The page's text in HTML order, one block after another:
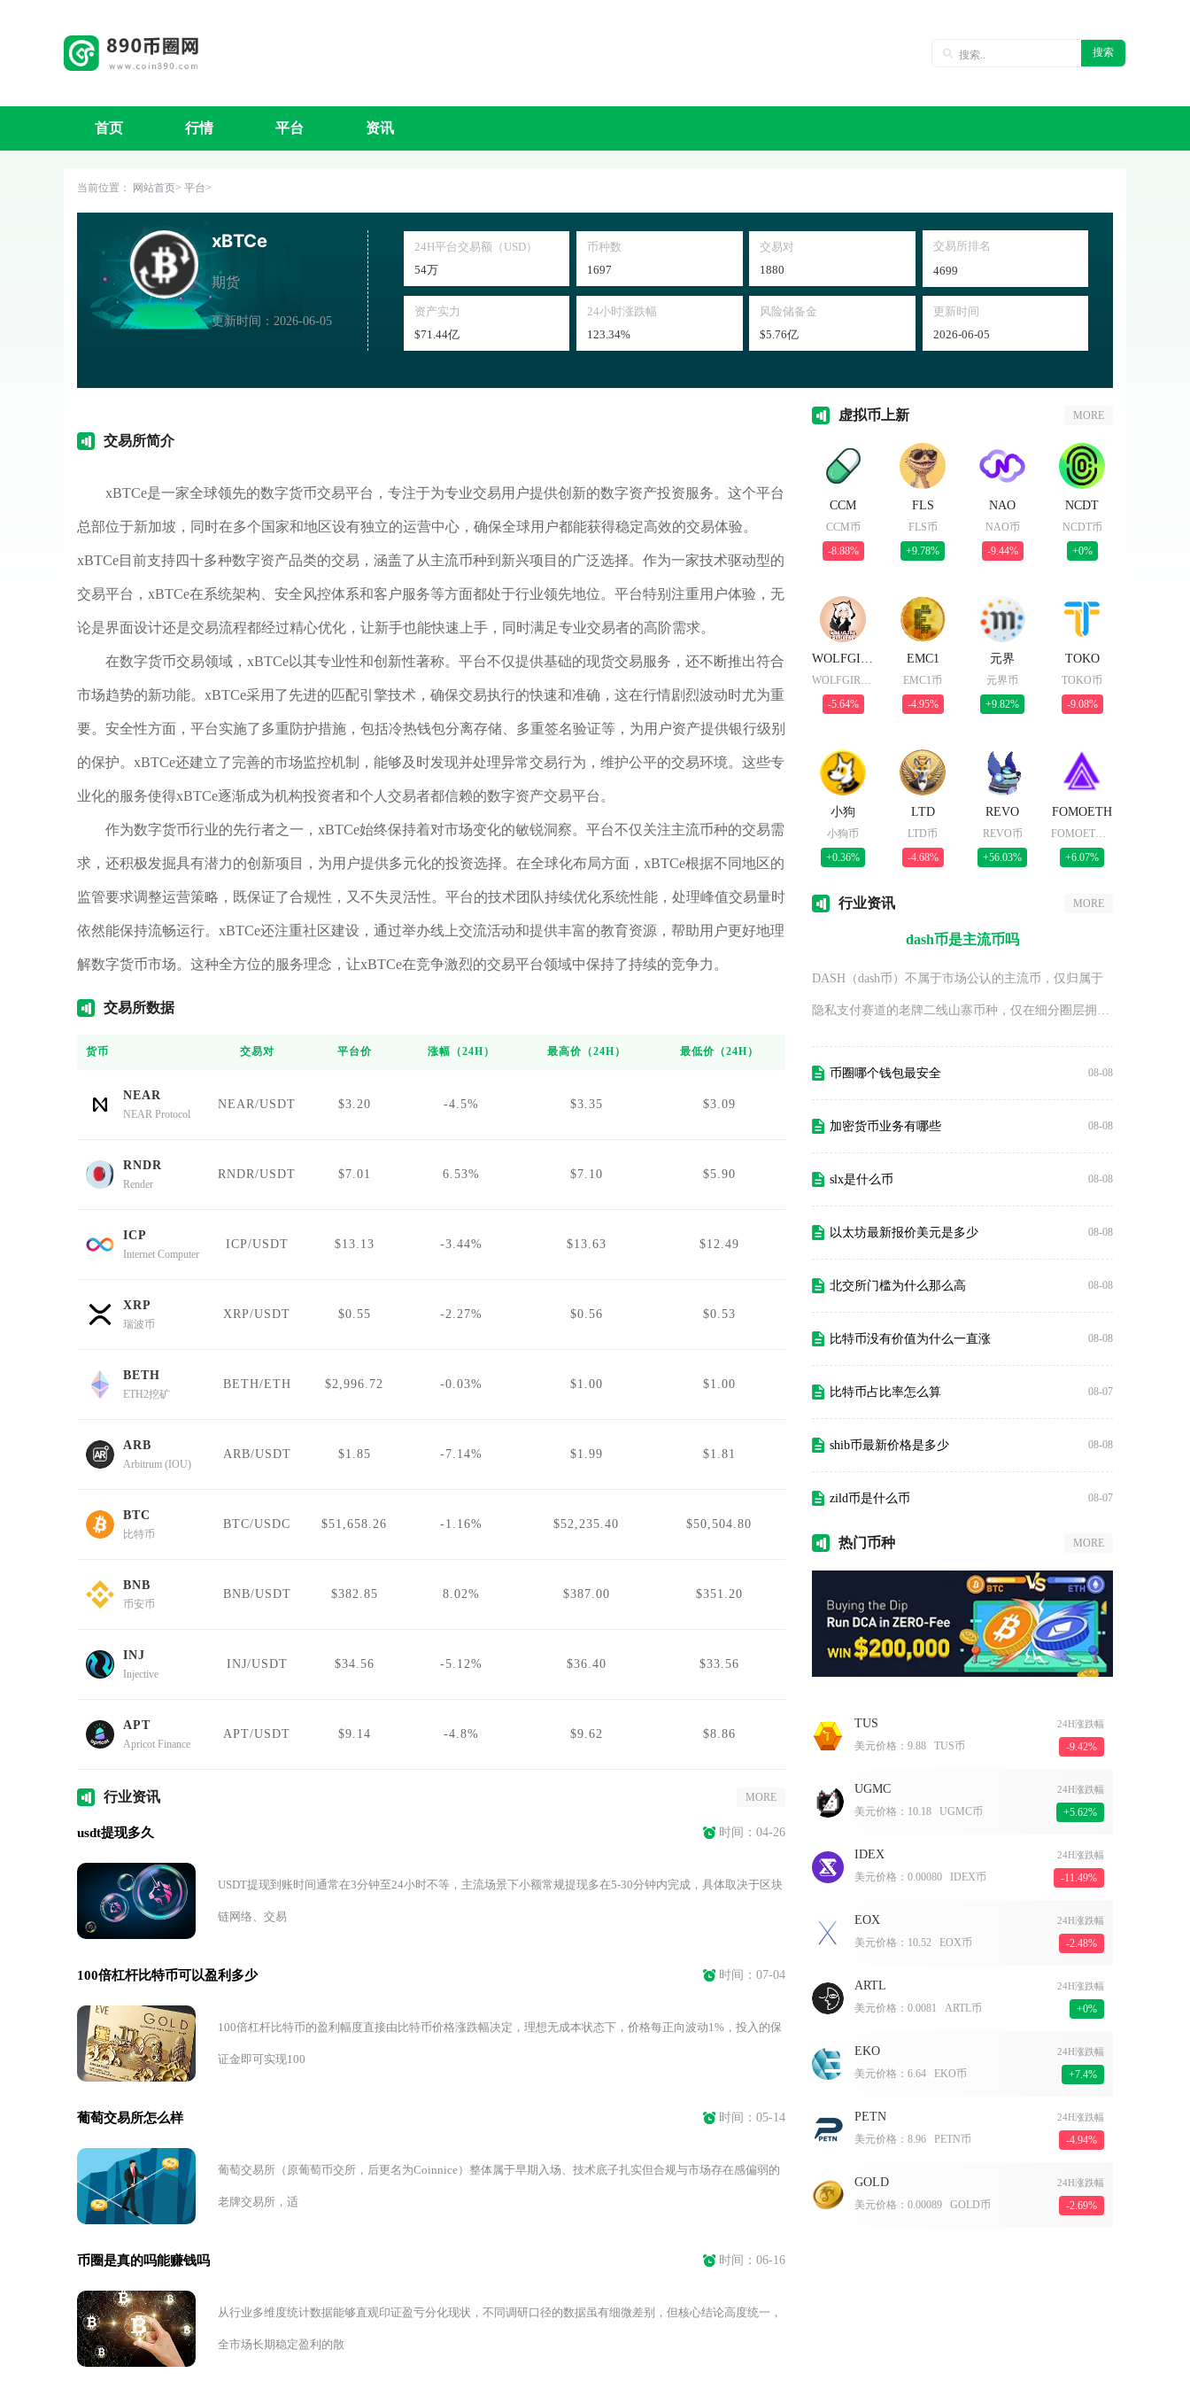
搜索
首页 行情 平台 资讯
当前位置： 网站首页 平台
xBTCe
期货
更新时间：2026-06-05
24H平台交易额（USD）
54万
币种数
1697
交易对
1880
交易所排名
4699
资产实力
$71.44亿
24小时涨跌幅
123.34%
风险储备金
$5.76亿
更新时间
2026-06-05
交易所简介
xBTCe是一家全球领先的数字货币交易平台，专注于为专业交易用户提供创新的数字资产投资服务。这个平台
总部位于新加坡，同时在多个国家和地区设有独立的运营中心，确保全球用户都能获得稳定高效的交易体验。
xBTCe目前支持四十多种数字资产品类的交易，涵盖了从主流币种到新兴项目的广泛选择。作为一家技术驱动型的
交易平台，xBTCe在系统架构、安全风控体系和客户服务等方面都处于行业领先地位。平台特别注重用户体验，无
论是界面设计还是交易流程都经过精心优化，让新手也能快速上手，同时满足专业交易者的高阶需求。
在数字货币交易领域，xBTCe以其专业性和创新性著称。平台不仅提供基础的现货交易服务，还不断推出符合
市场趋势的新功能。xBTCe采用了先进的匹配引擎技术，确保交易执行的快速和准确，这在行情剧烈波动时尤为重
要。安全性方面，平台实施了多重防护措施，包括冷热钱包分离存储、多重签名验证等，为用户资产提供银行级别
的保护。xBTCe还建立了完善的市场监控机制，能够及时发现并处理异常交易行为，维护公平的交易环境。这些专
业化的服务使得xBTCe逐渐成为机构投资者和个人交易者都信赖的数字资产交易平台。
作为数字货币行业的先行者之一，xBTCe始终保持着对市场变化的敏锐洞察。平台不仅关注主流币种的交易需
求，还积极发掘具有潜力的创新项目，为用户提供多元化的投资选择。在全球化布局方面，xBTCe根据不同地区的
监管要求调整运营策略，既保证了合规性，又不失灵活性。平台的技术团队持续优化系统性能，处理峰值交易量时
依然能保持流畅运行。xBTCe还注重社区建设，通过举办线上交流活动和提供丰富的教育资源，帮助用户更好地理
解数字货币市场。这种全方位的服务理念，让xBTCe在竞争激烈的交易平台领域中保持了持续的竞争力。
交易所数据
货币 交易对 平台价 涨幅（24H） 最高价（24H） 最低价（24H）
NEAR
NEAR Protocol
NEAR/USDT $3.20 -4.5% $3.35 $3.09
RNDR
Render
RNDR/USDT $7.01 6.53% $7.10 $5.90
ICP
Internet Computer
ICP/USDT $13.13 -3.44% $13.63 $12.49
XRP
瑞波币
XRP/USDT $0.55 -2.27% $0.56 $0.53
BETH
ETH2挖矿
BETH/ETH $2,996.72 -0.03% $1.00 $1.00
ARB
Arbitrum (IOU)
ARB/USDT $1.85 -7.14% $1.99 $1.81
BTC
比特币
BTC/USDC $51,658.26 -1.16% $52,235.40 $50,504.80
BNB
币安币
BNB/USDT $382.85 8.02% $387.00 $351.20
INJ
Injective
INJ/USDT $34.56 -5.12% $36.40 $33.56
APT
Apricot Finance
APT/USDT $9.14 -4.8% $9.62 $8.86
行业资讯 MORE
usdt提现多久 时间：04-26
USDT提现到账时间通常在3分钟至24小时不等，主流场景下小额常规提现多在5-30分钟内完成，具体取决于区块
链网络、交易
100倍杠杆比特币可以盈利多少 时间：07-04
100倍杠杆比特币的盈利幅度直接由比特币价格涨跌幅决定，理想无成本状态下，价格每正向波动1%，投入的保
证金即可实现100
葡萄交易所怎么样 时间：05-14
葡萄交易所（原葡萄币交所，后更名为Coinnice）整体属于早期入场、技术底子扎实但合规与市场存在感偏弱的
老牌交易所，适
币圈是真的吗能赚钱吗 时间：06-16
从行业多维度统计数据能够直观印证盈亏分化现状，不同调研口径的数据虽有细微差别，但核心结论高度统一，
全市场长期稳定盈利的散
虚拟币上新 MORE
CCM
CCM币
-8.88%
FLS
FLS币
+9.78%
NAO
NAO币
-9.44%
NCDT
NCDT币
+0%
-5.64%
EMC1
EMC1币
-4.95%
元界
元界币
+9.82%
TOKO
TOKO币
-9.08%
小狗
小狗币
+0.36%
LTD
LTD币
-4.68%
REVO
REVO币
+56.03%
FOMOETH
+6.07%
行业资讯 MORE
dash币是主流币吗
DASH（dash币）不属于市场公认的主流币，仅归属于
隐私支付赛道的老牌二线山寨币种，仅在细分圈层拥有
币圈哪个钱包最安全 08-08
加密货币业务有哪些 08-08
slx是什么币 08-08
以太坊最新报价美元是多少 08-08
北交所门槛为什么那么高 08-08
比特币没有价值为什么一直涨 08-08
比特币占比率怎么算 08-07
shib币最新价格是多少 08-08
zild币是什么币 08-07
热门币种 MORE
TUS 24H涨跌幅
美元价格： 9.88 TUS币 -9.42%
UGMC 24H涨跌幅
美元价格： 10.18 UGMC币 +5.62%
IDEX 24H涨跌幅
美元价格： 0.00080 IDEX币 -11.49%
EOX 24H涨跌幅
美元价格： 10.52 EOX币 -2.48%
ARTL 24H涨跌幅
美元价格： 0.0081 ARTL币 +0%
EKO 24H涨跌幅
美元价格： 6.64 EKO币 +7.4%
PETN 24H涨跌幅
美元价格： 8.96 PETN币 -4.94%
GOLD 24H涨跌幅
美元价格： 0.00089 GOLD币 -2.69%